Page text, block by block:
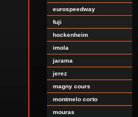
eurospeedway
fuji
hockenheim
imola
jarama
jerez
magny cours
montmelo corto
mouras